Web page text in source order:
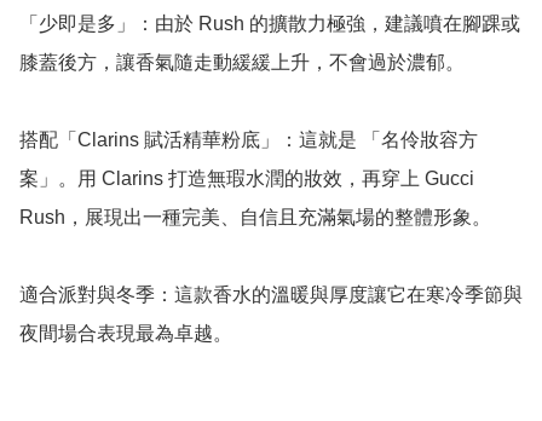
「少即是多」：由於 Rush 的擴散力極強，建議噴在腳踝或
膝蓋後方，讓香氣隨走動緩緩上升，不會過於濃郁。
搭配「Clarins 賦活精華粉底」：這就是 「名伶妝容方
案」。用 Clarins 打造無瑕水潤的妝效，再穿上 Gucci
Rush，展現出一種完美、自信且充滿氣場的整體形象。
適合派對與冬季：這款香水的溫暖與厚度讓它在寒冷季節與
夜間場合表現最為卓越。